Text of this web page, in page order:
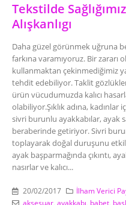
Tekstilde
Alışkanlıgı
Daha güzel görünmek uğruna
farkına varamıyoruz. Bir zararı
kullanmaktan çekinmediğimiz
tehdit edebiliyor. Taklit
ürün vücudumuzda kalıcı
olabiliyor.Şıklık adına,
sivri burunlu ayakkabılar, ayak
beraberinde getiriyor. Sivri
toplayarak doğal duruşunu
ayak başparmağında çıkıntı,
nasırlar ve kalıcı...
20/02/2017 İlham Verici
aksesuar, ayakkabı babet,